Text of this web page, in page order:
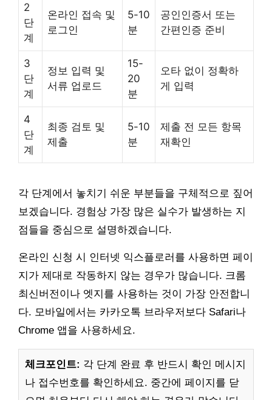
2
단
계
온라인 접속 및
로그인
5-10
분
공인인증서 또는
간편인증 준비
3
단
계
정보 입력 및
서류 업로드
15-
20
분
오타 없이 정확하
게 입력
4
단
계
최종 검토 및
제출
5-10
분
제출 전 모든 항목
재확인
각 단계에서 놓치기 쉬운 부분들을 구체적으로 짚어
보겠습니다. 경험상 가장 많은 실수가 발생하는 지
점들을 중심으로 설명하겠습니다.
온라인 신청 시 인터넷 익스플로러를 사용하면 페이
지가 제대로 작동하지 않는 경우가 많습니다. 크롬
최신버전이나 엣지를 사용하는 것이 가장 안전합니
다. 모바일에서는 카카오톡 브라우저보다 Safari나
Chrome 앱을 사용하세요.
체크포인트: 각 단계 완료 후 반드시 확인 메시지
나 접수번호를 확인하세요. 중간에 페이지를 닫